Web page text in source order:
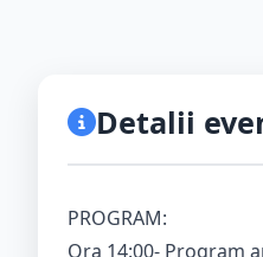
Detalii
PROGRAM:
Ora 14:00- Program